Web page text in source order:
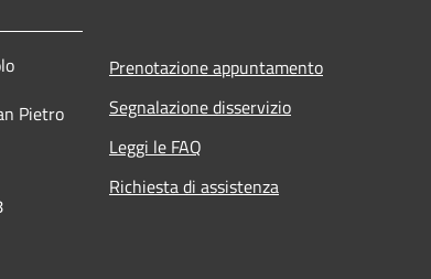
Pietro
Prenotazione appuntamento
Segnalazione disservizio
Leggi le FAQ
Richiesta di assistenza